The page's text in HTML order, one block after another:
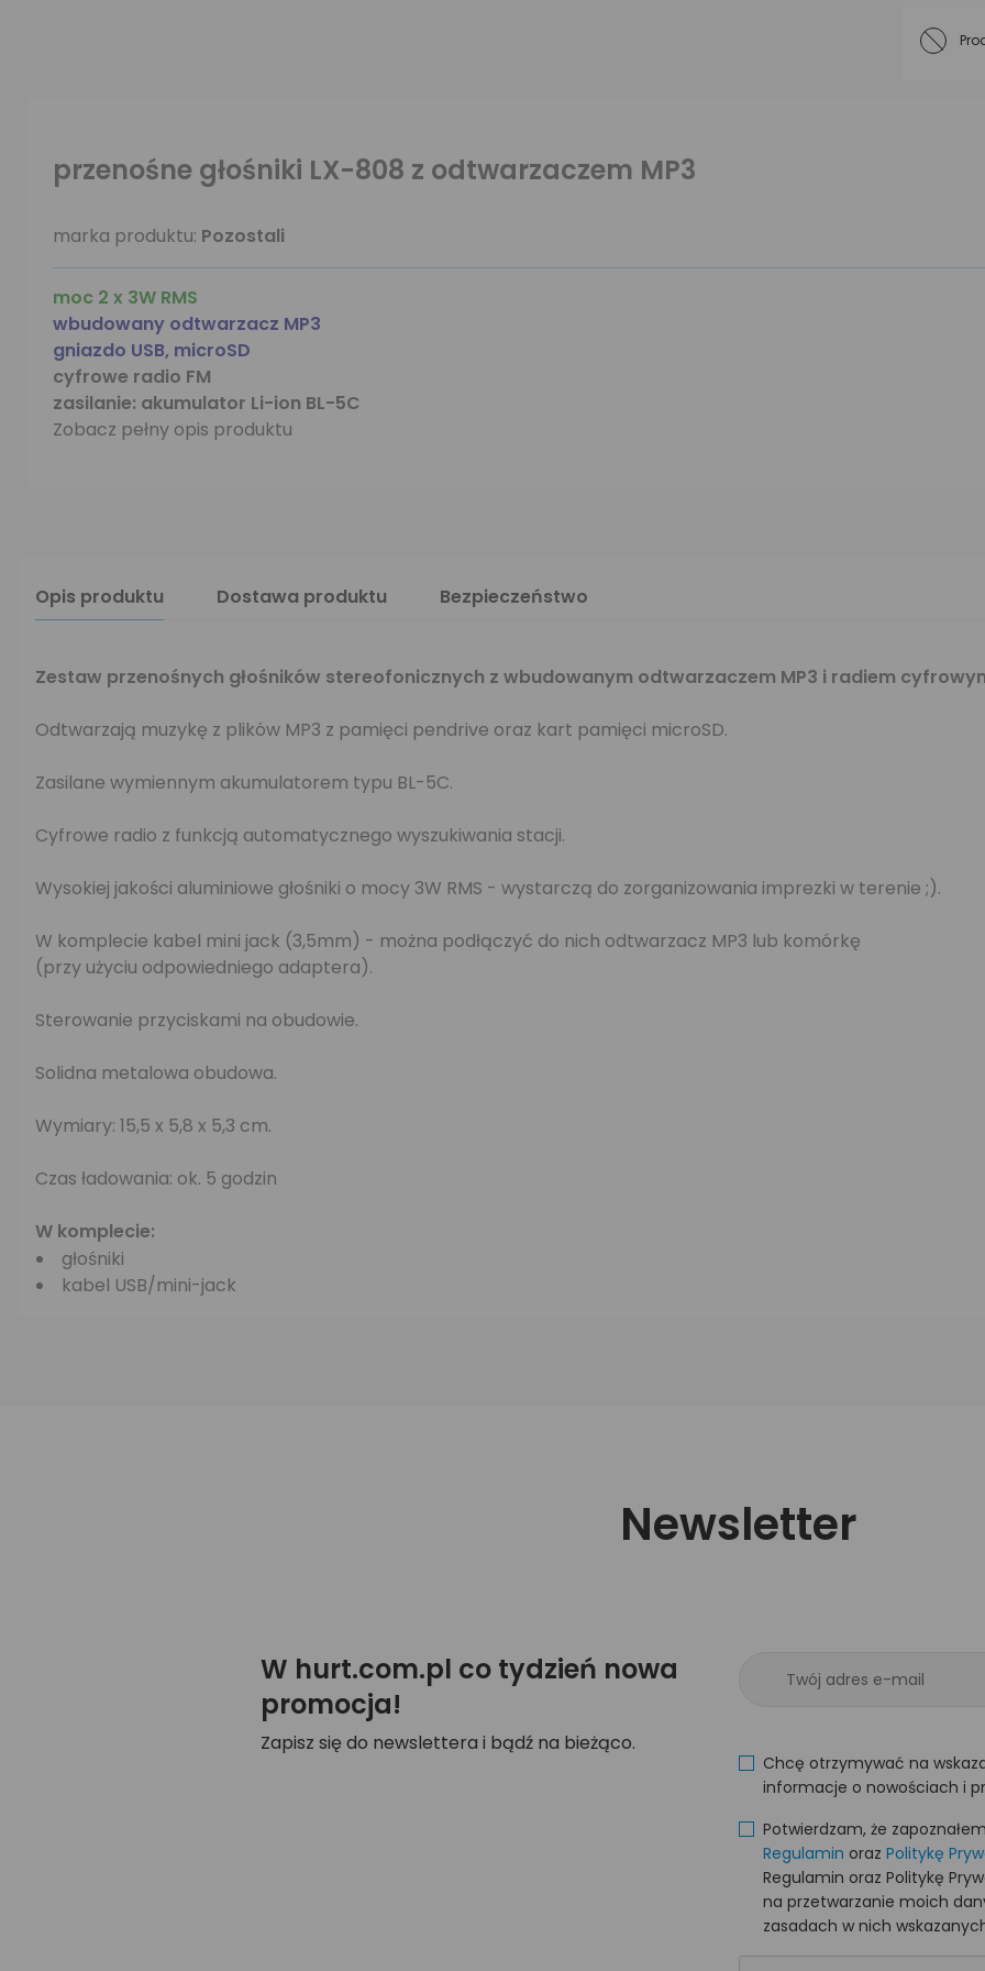
przenośne głośniki LX-808 z odtwarzaczem MP3
marka produktu: Pozostali
moc 2 x 3W RMS
wbudowany odtwarzacz MP3
gniazdo USB, microSD
cyfrowe radio FM
zasilanie: akumulator Li-ion BL-5C
Zobacz pełny opis produktu
Opis produktu Dostawa produktu Bezpieczeństwo
Zestaw przenośnych głośników stereofonicznych z wbudowanym odtwarzaczem MP3 i radiem
Odtwarzają muzykę z plików MP3 z pamięci pendrive oraz kart pamięci microSD.
Zasilane wymiennym akumulatorem typu BL-5C.
Cyfrowe radio z funkcją automatycznego wyszukiwania stacji.
Wysokiej jakości aluminiowe głośniki o mocy 3W RMS - wystarczą do zorganizowania imprezki w terenie ;).
W komplecie kabel mini jack (3,5mm) - można podłączyć do nich odtwarzacz MP3 lub komórkę
(przy użyciu odpowiedniego adaptera).
Sterowanie przyciskami na obudowie.
Solidna metalowa obudowa.
Wymiary: 15,5 x 5,8 x 5,3 cm.
Czas ładowania: ok. 5 godzin
W komplecie:
głośniki
kabel USB/mini-jack
Newsletter
W hurt.com.pl co tydzień nowa
promocja!
Zapisz się do newslettera i bądź na bieżąco.
Chcę otrzymywać na
informacje o nowościach i
Potwierdzam, że
Regulamin oraz Politykę
Regulamin oraz Politykę
na przetwarzanie moich
zasadach w nich